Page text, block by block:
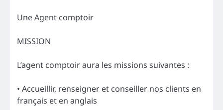
Une Agent comptoir
MISSION
L’agent comptoir aura les missions suivantes :
• Accueillir, renseigner et conseiller nos clients en
français et en anglais